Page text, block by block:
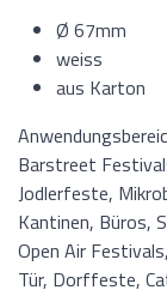
Ø 67mm
weiss
aus Karton
Barstreet
Jodlerfeste,
Kantinen, Büros,
Open Air
Tür, Dorffeste,